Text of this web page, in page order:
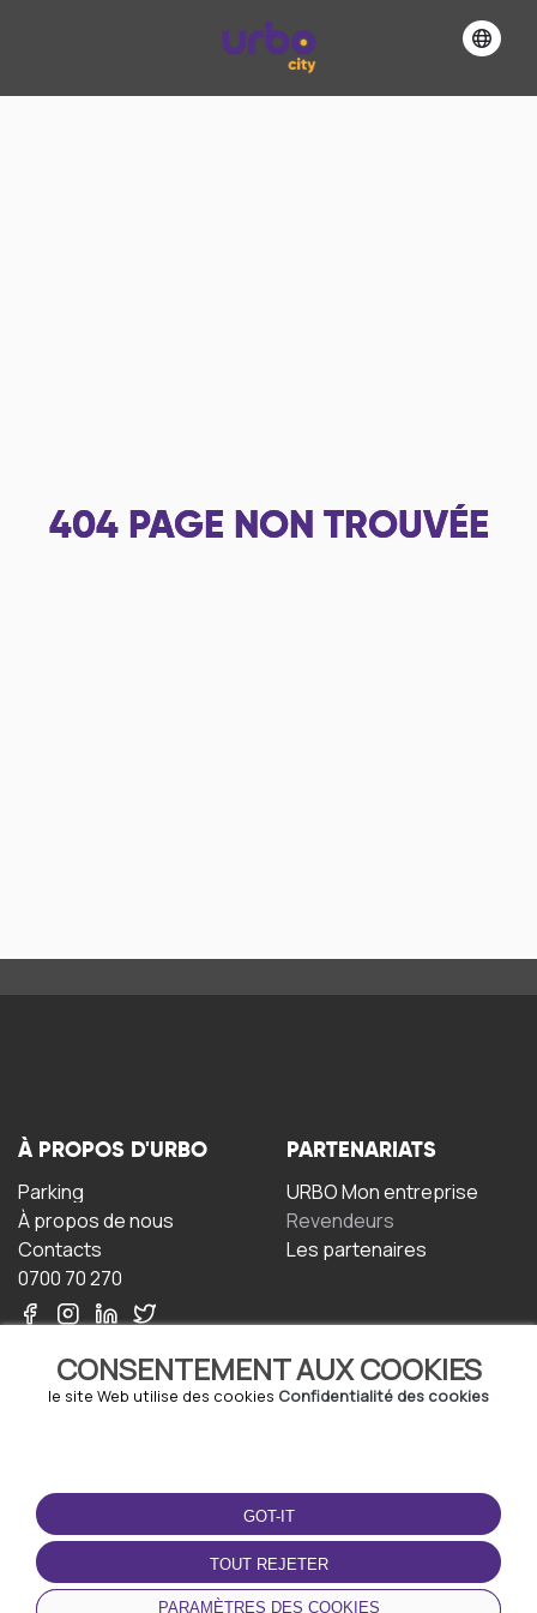
404 PAGE NON TROUVÉE
CONSENTEMENT AUX COOKIES
le site Web utilise des cookies Confidentialité des cookies
GOT-IT
TOUT REJETER
PARAMÈTRES DES COOKIES
À PROPOS D'URBO
Parking
À propos de nous
Contacts
0700 70 270
PARTENARIATS
URBO Mon entreprise
Revendeurs
Les partenaires
TERMS-OF-USE
Termes et conditions
Politique de confidentialité
Politique relative aux
cookies
TÉLÉCHARGEZ
L'APPLICATION